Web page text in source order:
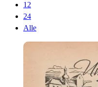
12
24
Alle